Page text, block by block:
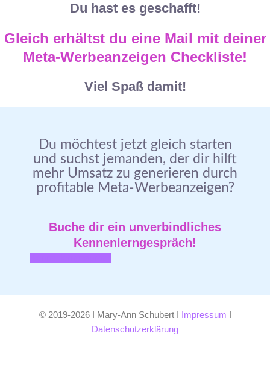
Du hast es geschafft!
Gleich erhältst du eine Mail mit deiner
Meta-Werbeanzeigen Checkliste!
Viel Spaß damit!
Du möchtest jetzt gleich starten
und suchst jemanden, der dir hilft
mehr Umsatz zu generieren durch
profitable Meta-Werbeanzeigen?
Buche dir ein unverbindliches
Kennenlerngespräch!
© 2019-2026 I Mary-Ann Schubert I Impressum
Datenschutzerklärung